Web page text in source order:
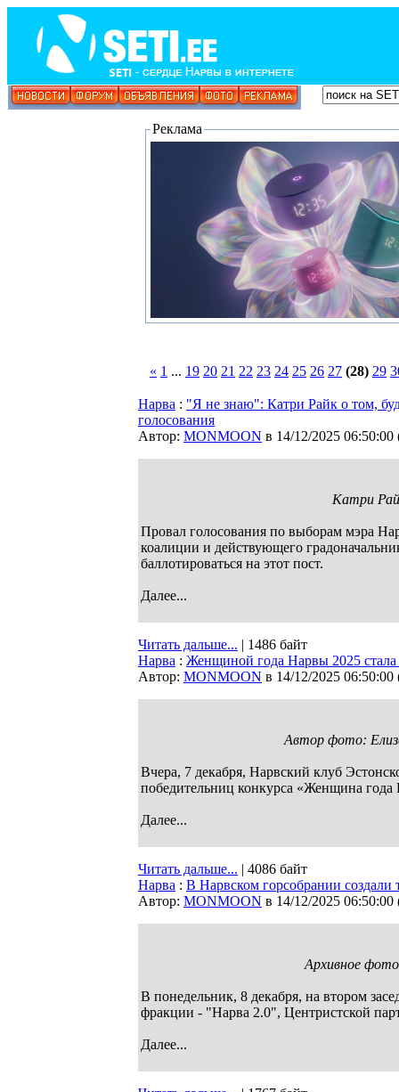
Реклама
« 1 ... 19 20 21 22 23 24 25 26 27 (28) 29
Нарва : "Я не знаю": Катри Райк о том,
голосования
Автор: MONMOON в 14/12/2025 06:50:00
Катри
Провал голосования по выборам мэра
коалиции и действующего
баллотироваться на этот пост.
Далее...
Читать дальше... | 1486 байт
Нарва : Женщиной года Нарвы 2025 стала
Автор: MONMOON в 14/12/2025 06:50:00
Автор фото:
Вчера, 7 декабря, Нарвский клуб
победительниц конкурса «Женщина
Далее...
Читать дальше... | 4086 байт
Нарва : В Нарвском горсобрании создали
Автор: MONMOON в 14/12/2025 06:50:00
Архивное
В понедельник, 8 декабря, на втором
фракции - "Нарва 2.0", Центристской
Далее...